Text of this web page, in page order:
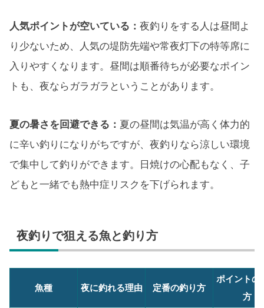
人気ポイントが空いている： 夜釣りをする人は昼間よ
り少ないため、人気の堤防先端や常夜灯下の特等席に
入りやすくなります。昼間は順番待ちが必要なポイン
トも、夜ならガラガラということがあります。
夏の暑さを回避できる： 夏の昼間は気温が高く体力的
に辛い釣りになりがちですが、夜釣りなら涼しい環境
で集中して釣りができます。日焼けの心配もなく、子
どもと一緒でも熱中症リスクを下げられます。
夜釣りで狙える魚と釣り方
魚種 夜に釣れる理由 定番の釣り方
ポイントの
方